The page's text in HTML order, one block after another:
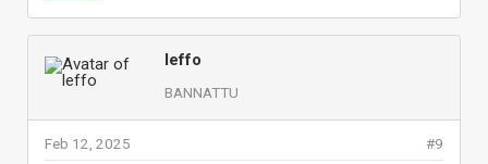
leffo
BANNATTU
#9
Feb 12, 2025